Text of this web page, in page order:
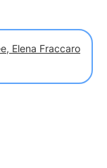
Elena Fraccaro